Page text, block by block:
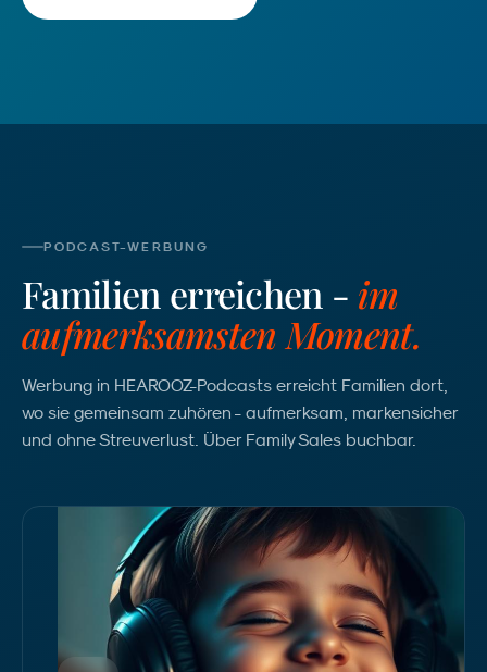
PODCAST-WERBUNG
Familien erreichen - im
aufmerksamsten Moment.
Werbung in HEAROOZ-Podcasts erreicht Familien dort,
wo sie gemeinsam zuhören - aufmerksam, markensicher
und ohne Streuverlust. Über Family Sales buchbar.